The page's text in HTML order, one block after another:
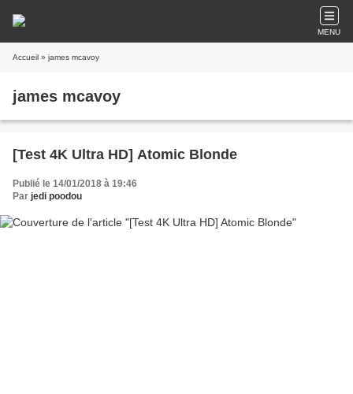
MENU
Accueil » james mcavoy
james mcavoy
[Test 4K Ultra HD] Atomic Blonde
Publié le 14/01/2018 à 19:46
Par jedi poodou